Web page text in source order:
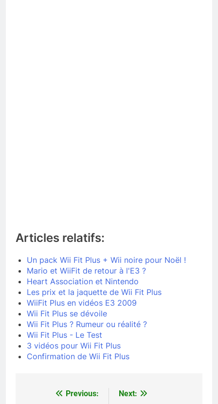
Articles relatifs:
Un pack Wii Fit Plus + Wii noire pour Noël !
Mario et WiiFit de retour à l'E3 ?
Heart Association et Nintendo
Les prix et la jaquette de Wii Fit Plus
WiiFit Plus en vidéos E3 2009
Wii Fit Plus se dévoile
Wii Fit Plus ? Rumeur ou réalité ?
Wii Fit Plus - Le Test
3 vidéos pour Wii Fit Plus
Confirmation de Wii Fit Plus
NavigationPrevious: Next: